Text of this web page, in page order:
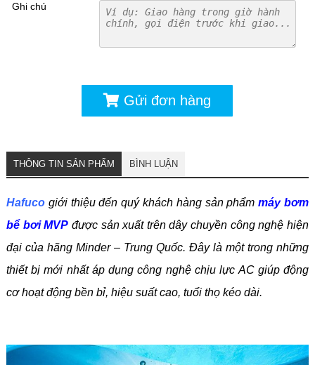
Ghi chú
Gửi đơn hàng
THÔNG TIN SẢN PHẨM BÌNH LUẬN
Hafucogiới thiệu đến quý khách hàng sản phẩmmáy bơm
bể bơi MVP được sản xuất trên dây chuyền công nghệ hiện
đại của hãng Minder – Trung Quốc. Đây là một trong những
thiết bị mới nhất áp dụng công nghệ chịu lực AC giúp động
cơ hoạt động bền bỉ, hiệu suất cao, tuổi thọ kéo dài.